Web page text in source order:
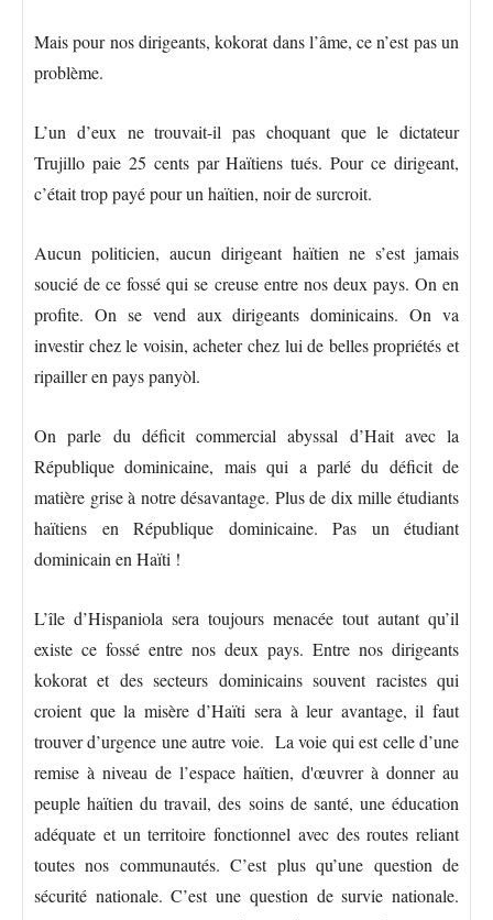
Mais pour nos dirigeants, kokorat dans l’âme, ce n’est pas un
problème.
L’un d’eux ne trouvait-il pas choquant que le dictateur
Trujillo paie 25 cents par Haïtiens tués. Pour ce dirigeant,
c’était trop payé pour un haïtien, noir de surcroit.
Aucun politicien, aucun dirigeant haïtien ne s’est jamais
soucié de ce fossé qui se creuse entre nos deux pays. On en
profite. On se vend aux dirigeants dominicains. On va
investir chez le voisin, acheter chez lui de belles propriétés et
ripailler en pays panyòl.
On parle du déficit commercial abyssal d’Hait avec la
République dominicaine, mais qui a parlé du déficit de
matière grise à notre désavantage. Plus de dix mille étudiants
haïtiens en République dominicaine. Pas un étudiant
dominicain en Haïti !
L’île d’Hispaniola sera toujours menacée tout autant qu’il
existe ce fossé entre nos deux pays. Entre nos dirigeants
kokorat et des secteurs dominicains souvent racistes qui
croient que la misère d’Haïti sera à leur avantage, il faut
trouver d’urgence une autre voie. La voie qui est celle d’une
remise à niveau de l’espace haïtien, d'œuvrer à donner au
peuple haïtien du travail, des soins de santé, une éducation
adéquate et un territoire fonctionnel avec des routes reliant
toutes nos communautés. C’est plus qu’une question de
sécurité nationale. C’est une question de survie nationale.